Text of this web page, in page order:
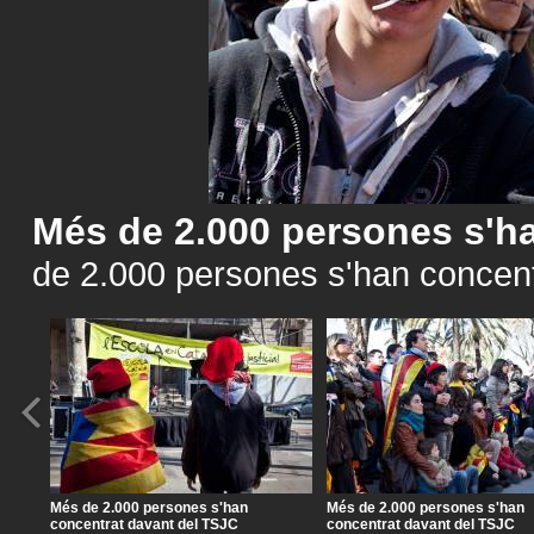
Més de 2.000 persones
de 2.000 persones s'han
Més de 2.000 persones s'han
concentrat davant del TSJC
Més de 2.000 persones s'han
concentrat davant del TSJC